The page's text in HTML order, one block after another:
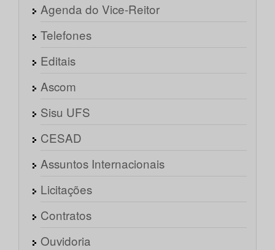
Agenda do Vice-Reitor
Telefones
Editais
Ascom
Sisu UFS
CESAD
Assuntos Internacionais
Licitações
Contratos
Ouvidoria